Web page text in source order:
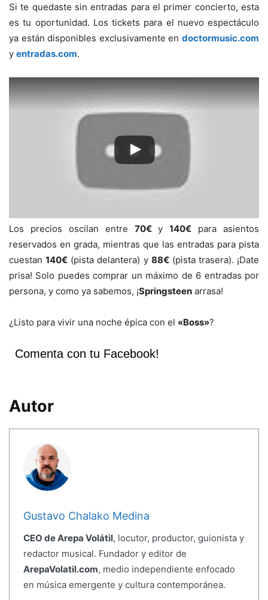
Si te quedaste sin entradas para el primer concierto, esta
es tu oportunidad. Los tickets para el nuevo espectáculo
ya están disponibles exclusivamente en doctormusic.com
y entradas.com.
Los precios oscilan entre 70€y140€ para asientos
reservados en grada, mientras que las entradas para pista
cuestan140€ (pista delantera) y 88€(pista trasera). ¡Date
prisa! Solo puedes comprar un máximo de 6 entradas por
persona, y como ya sabemos, ¡Springsteen arrasa!
¿Listo para vivir una noche épica con el «Boss»?
Comenta con tu Facebook!
Autor
Gustavo Chalako Medina
CEO de Arepa Volátil, locutor, productor, guionista y
redactor musical. Fundador y editor de
ArepaVolatil.com, medio independiente enfocado
en música emergente y cultura contemporánea.